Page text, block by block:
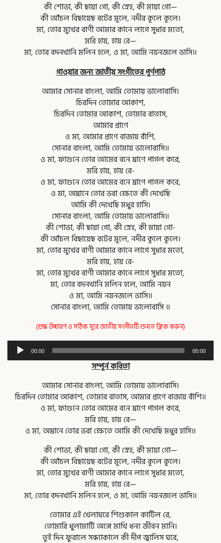
কী শোভা, কী ছায়া গো, কী স্নেহ, কী মায়া গো—
কী আঁচল বিছায়েছ বটের মূলে, নদীর কূলে কূলে।
মা, তোর মুখের বাণী আমার কানে লাগে সুধার মতো,
মরি হায়, হায় রে—
মা, তোর বদনখানি মলিন হলে, ও মা, আমি নয়নজলে ভাসি॥
গাওয়ার জন্য জাতীয় সংগীতের পূর্ণপাঠ
আমার সোনার বাংলা, আমি তোমায় ভালোবাসি।
চিরদিন তোমার আকাশ,
চিরদিন তোমার আকাশ, তোমার বাতাস,
আমার প্রাণে
ও মা, আমার প্রাণে বাজায় বাঁশি,
সোনার বাংলা, আমি তোমায় ভালোবাসি॥
ও মা, ফাগুনে তোর আমের বনে ঘ্রাণে পাগল করে,
মরি হায়, হায় রে-
ও মা, ফাগুনে তোর আমের বনে ঘ্রাণে পাগল করে,
ও মা, অঘ্রানে তোর ভরা ক্ষেতে কী দেখেছি
আমি কী দেখেছি মধুর হাসি।
সোনার বাংলা, আমি তোমায় ভালোবাসি॥
কী শোভা, কী ছায়া গো, কী স্নেহ, কী মায়া গো-
কী আঁচল বিছায়েছ বটের মূলে, নদীর কূলে কূলে।
মা, তোর মুখের বাণী আমার কানে লাগে সুধার মতো,
মরি হায়, হায় রে-
মা, তোর মুখের বাণী আমার কানে লাগে সুধার মতো,
মা, তোর বদনখানি মলিন হলে, আমি নয়ন
ও মা, আমি নয়নজলে ভাসি॥
সোনার বাংলা, আমি তোমায় ভালোবাসি ॥
(শুদ্ধ উচ্চারণ ও সঠিক সুরে জাতীয় সংগীতটি শুনতে ক্লিক করুন)
Audio
Player 00:00 00:00
সম্পূর্ন কবিতা
আমার সোনার বাংলা, আমি তোমায় ভালোবাসি।
চিরদিন তোমার আকাশ, তোমার বাতাস, আমার প্রাণে বাজায় বাঁশি॥
ও মা, ফাগুনে তোর আমের বনে ঘ্রাণে পাগল করে,
মরি হায়, হায় রে—
ও মা, অঘ্রানে তোর ভরা ক্ষেতে আমি কী দেখেছি মধুর হাসি॥
কী শোভা, কী ছায়া গো, কী স্নেহ, কী মায়া গো—
কী আঁচল বিছায়েছ বটের মূলে, নদীর কূলে কূলে।
মা, তোর মুখের বাণী আমার কানে লাগে সুধার মতো,
মরি হায়, হায় রে—
মা, তোর বদনখানি মলিন হলে, ও মা, আমি নয়নজলে ভাসি॥
তোমার এই খেলাঘরে শিশুকাল কাটিল রে,
তোমারি ধুলামাটি অঙ্গে মাখি ধন্য জীবন মানি।
তুই দিন ফুরালে সন্ধ্যাকালে কী দীপ জ্বালিস ঘরে,